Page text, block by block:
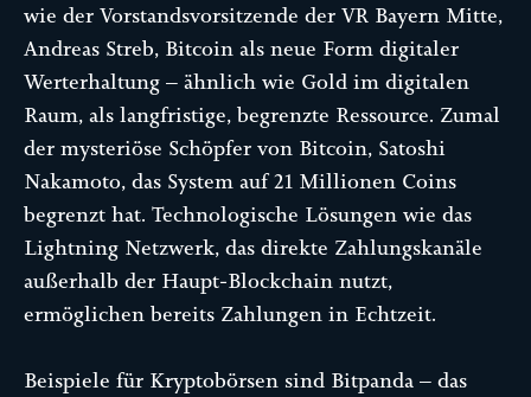
wie der Vorstandsvorsitzende der VR Bayern Mitte,
Andreas Streb, Bitcoin als neue Form digitaler
Werterhaltung – ähnlich wie Gold im digitalen
Raum, als langfristige, begrenzte Ressource. Zumal
der mysteriöse Schöpfer von Bitcoin, Satoshi
Nakamoto, das System auf 21 Millionen Coins
begrenzt hat. Technologische Lösungen wie das
Lightning Netzwerk, das direkte Zahlungskanäle
außerhalb der Haupt-Blockchain nutzt,
ermöglichen bereits Zahlungen in Echtzeit.
Beispiele für Kryptobörsen sind Bitpanda – das